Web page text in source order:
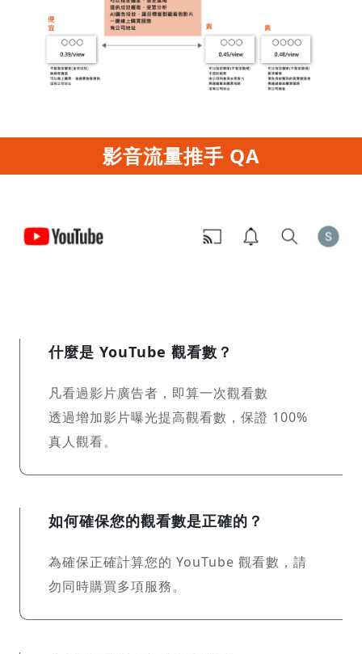
影音流量推手 QA
什麼是 YouTube 觀看數？
凡看過影片廣告者，即算一次觀看數
透過增加影片曝光提高觀看數，保證 100%
真人觀看。
如何確保您的觀看數是正確的？
為確保正確計算您的 YouTube 觀看數，請
勿同時購買多項服務。